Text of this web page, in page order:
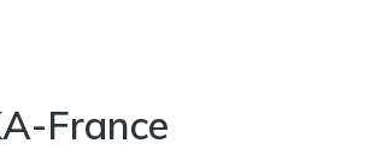
France